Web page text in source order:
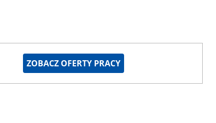
ZOBACZ OFERTY PRACY